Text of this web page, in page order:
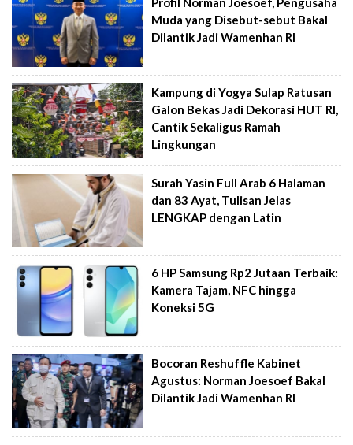
Muda yang Disebut-sebut Bakal
Dilantik Jadi Wamenhan RI
Kampung di Yogya Sulap Ratusan
Galon Bekas Jadi Dekorasi HUT RI,
Cantik Sekaligus Ramah
Lingkungan
Surah Yasin Full Arab 6 Halaman
dan 83 Ayat, Tulisan Jelas
LENGKAP dengan Latin
6 HP Samsung Rp2 Jutaan Terbaik:
Kamera Tajam, NFC hingga
Koneksi 5G
Bocoran Reshuffle Kabinet
Agustus: Norman Joesoef Bakal
Dilantik Jadi Wamenhan RI